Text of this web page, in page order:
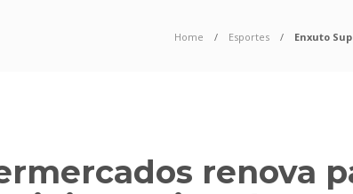
Home Esportes Enxuto
renova